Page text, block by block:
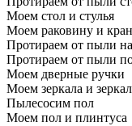
Моем стол и стулья
Моем раковину и кран
Протираем от пыли
Протираем от пыли
Моем дверные ручки
Моем зеркала и
Пылесосим пол
Моем пол и плинтуса